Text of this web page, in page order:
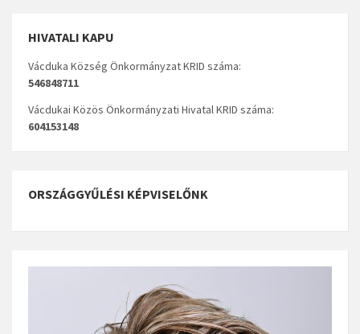
HIVATALI KAPU
Vácduka Község Önkormányzat KRID száma:
546848711
Vácdukai Közös Önkormányzati Hivatal KRID száma:
604153148
ORSZÁGGYŰLÉSI KÉPVISELŐNK